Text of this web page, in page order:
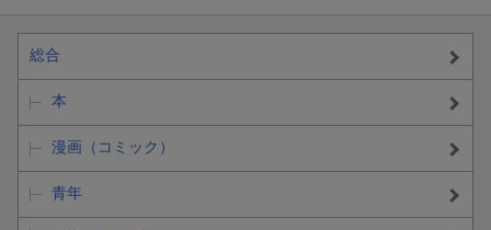
総合
本
漫画（コミック）
青年